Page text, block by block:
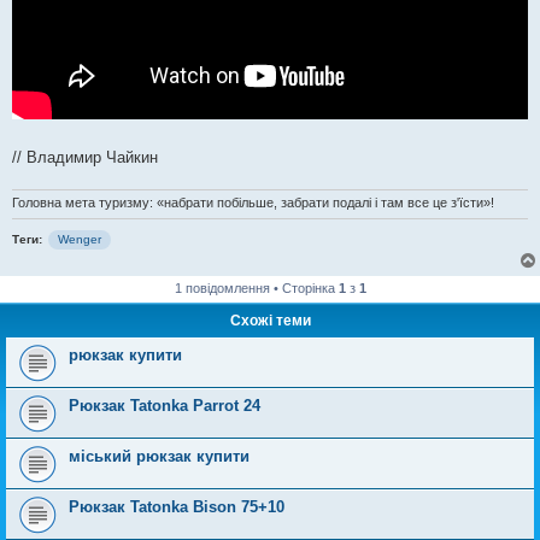
// Владимир Чайкин
Головна мета туризму: «набрати побільше, забрати подалі і там все це з'їсти»!
Теги: Wenger
1 повідомлення • Сторінка 1 з 1
Схожі теми
рюкзак купити
Рюкзак Tatonka Parrot 24
міський рюкзак купити
Рюкзак Tatonka Bison 75+10